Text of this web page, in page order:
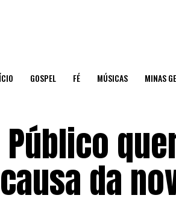
GOSPEL FÉ MÚSICAS MINAS
da